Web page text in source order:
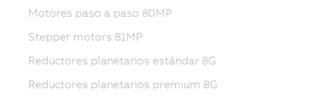
Motores paso a paso 80MP
Stepper motors 81MP
Reductores planetarios estándar 8G
Reductores planetarios premium 8G